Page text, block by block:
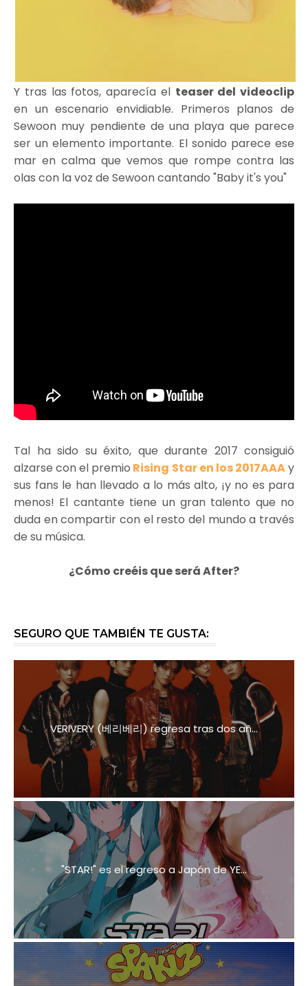
Y tras las fotos, aparecía el teaser del videoclip
en un escenario envidiable. Primeros planos de
Sewoon muy pendiente de una playa que parece
ser un elemento importante. El sonido parece ese
mar en calma que vemos que rompe contra las
olas con la voz de Sewoon cantando "Baby it's you"
Tal ha sido su éxito, que durante 2017 consiguió
alzarse con el premio Rising Star en los 2017AAAy
sus fans le han llevado a lo más alto, ¡y no es para
menos! El cantante tiene un gran talento que no
duda en compartir con el resto del mundo a través
de su música.
¿Cómo creéis que será After?
SEGURO QUE TAMBIÉN TE GUSTA:
VERIVERY (베리베리) regresa tras dos añ...
"STAR!" es el regreso a Japón de YE...